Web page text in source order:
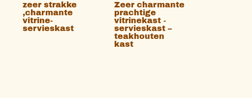
zeer strakke
,charmante
vitrine-
servieskast
Zeer charmante
prachtige
vitrinekast -
servieskast –
teakhouten
kast